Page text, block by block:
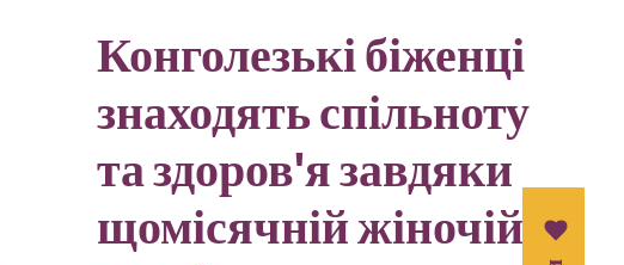
Конголезькі біженці
знаходять спільноту
та здоров'я завдяки
щомісячній жіночій